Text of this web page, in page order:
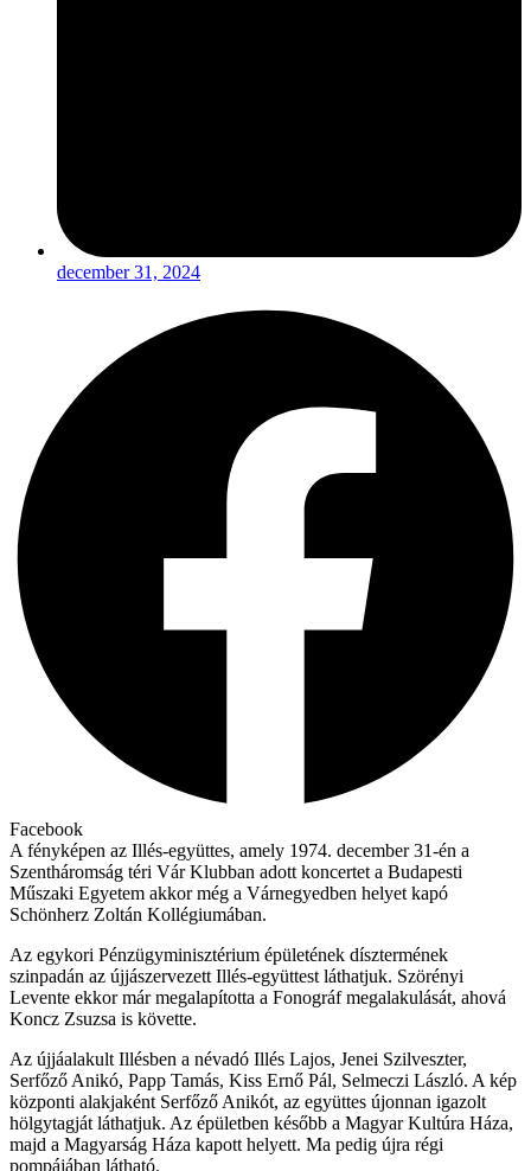
december 31, 2024
Facebook
A fényképen az Illés-együttes, amely 1974. december 31-én a
Szentháromság téri Vár Klubban adott koncertet a Budapesti
Műszaki Egyetem akkor még a Várnegyedben helyet kapó
Schönherz Zoltán Kollégiumában.
Az egykori Pénzügyminisztérium épületének dísztermének
szinpadán az újjászervezett Illés-együttest láthatjuk. Szörényi
Levente ekkor már megalapította a Fonográf megalakulását, ahová
Koncz Zsuzsa is követte.
Az újjáalakult Illésben a névadó Illés Lajos, Jenei Szilveszter,
Serfőző Anikó, Papp Tamás, Kiss Ernő Pál, Selmeczi László. A kép
központi alakjaként Serfőző Anikót, az együttes újonnan igazolt
hölgytagját láthatjuk. Az épületben később a Magyar Kultúra Háza,
majd a Magyarság Háza kapott helyett. Ma pedig újra régi
pompájában látható.